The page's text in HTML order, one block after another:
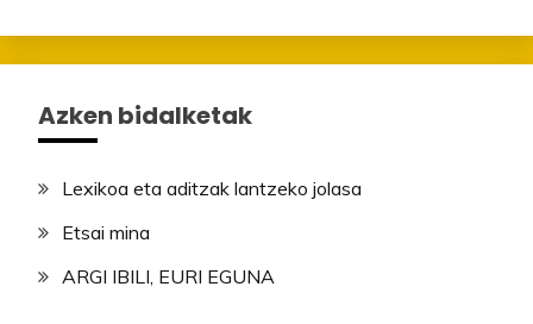
Azken bidalketak
Lexikoa eta aditzak lantzeko jolasa
Etsai mina
ARGI IBILI, EURI EGUNA